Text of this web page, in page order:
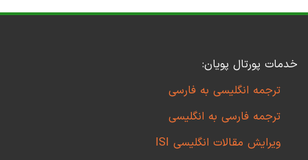
خدمات پورتال پویان:
ترجمه انگلیسی به فارسی
ترجمه فارسی به انگلیسی
ویرایش مقالات انگلیسی ISI